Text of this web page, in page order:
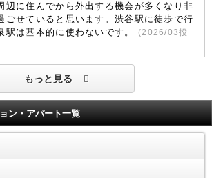
辺に住んでから外出する機会が多くなり非
ごせていると思います。渋谷駅に徒歩で行
駅は基本的に使わないです。
(2026/03投
もっと見る
ン・アパート一覧